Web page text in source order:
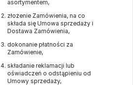
asortymentem,
złożenie Zamówienia, na co
składa się Umowa sprzedaży i
Dostawa Zamówienia,
dokonanie płatności za
Zamówienie,
składanie reklamacji lub
oświadczeń o odstąpieniu od
Umowy sprzedaży,